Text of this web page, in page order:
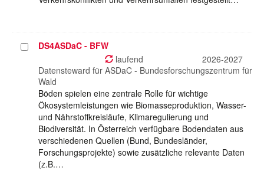
ProjektDS4ASDaC - BFW
laufend
2026-2027
Datensteward für ASDaC - Bundesforschungszentrum für
Wald
Böden spielen eine zentrale Rolle für wichtige
Ökosystemleistungen wie Biomasseproduktion, Wasser-
und Nährstoffkreisläufe, Klimaregulierung und
Biodiversität. In Österreich verfügbare Bodendaten aus
verschiedenen Quellen (Bund, Bundesländer,
Forschungsprojekte) sowie zusätzliche relevante Daten
(z.B.…